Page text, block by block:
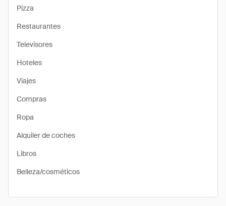
Pizza
Restaurantes
Televisores
Hoteles
Viajes
Compras
Ropa
Alquiler de coches
Libros
Belleza/cosméticos